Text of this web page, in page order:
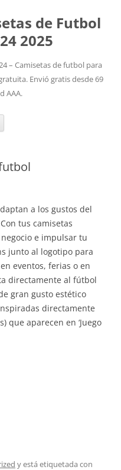
de Futbol
2025
– Camisetas de futbol para
Envió gratis desde 69
AAA.
a los gustos del
tus camisetas
e impulsar tu
junto al logotipo para
eventos, ferias o en
directamente al fútbol
gran gusto estético
directamente
que aparecen en ‘Juego
y está etiquetada con